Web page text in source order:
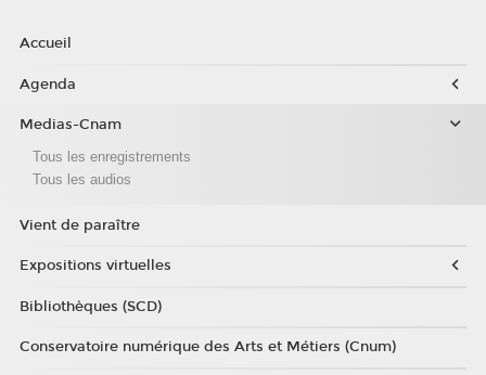
Accueil
Agenda
Medias-Cnam
Tous les enregistrements
Tous les audios
Vient de paraître
Expositions virtuelles
Bibliothèques (SCD)
Conservatoire numérique des Arts et Métiers (Cnum)